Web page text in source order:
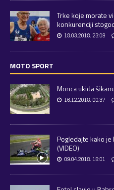
Trke koje morate
konkurenciji
18.03.2018. 23:09
MOTO SPORT
Monca ukida
16.12.2018. 00:37
Pogledajte kako je
(VIDEO)
09.04.2018. 18:01